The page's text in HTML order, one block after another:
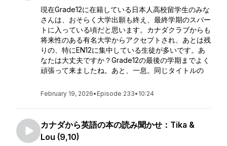
現在Grade12に在籍している日本人高校留学生のみな
さんは、おそらく大学出願も終え、最終学期のスパー
トに入っている頃だと思います。カナダクラブからも
将来性のある有名大学からアクセプトされ、あとは残
りの、特にEN12に集中している生徒が多いです。あ
なたは大丈夫ですか？Grade12の最後の学期までよく
頑張って来ましたね。あと、一息。同じタイトルの
February 19, 2026• Episode 233• 10:24
カナダから英語の本の読み聞かせ：Tika &
Lou (9,10)